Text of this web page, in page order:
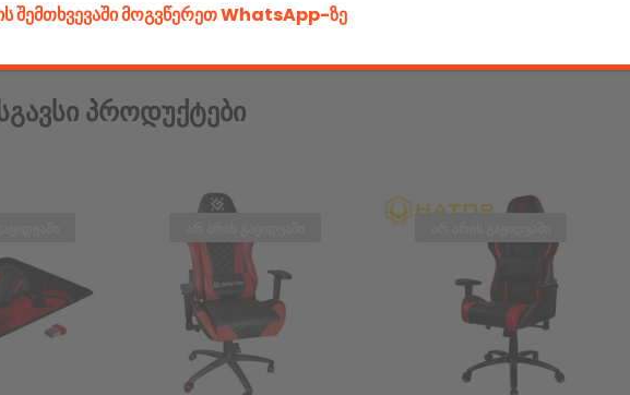
Პროდუქტები
შემთხვევაში მოგვწერეთ WhatsApp-ზე